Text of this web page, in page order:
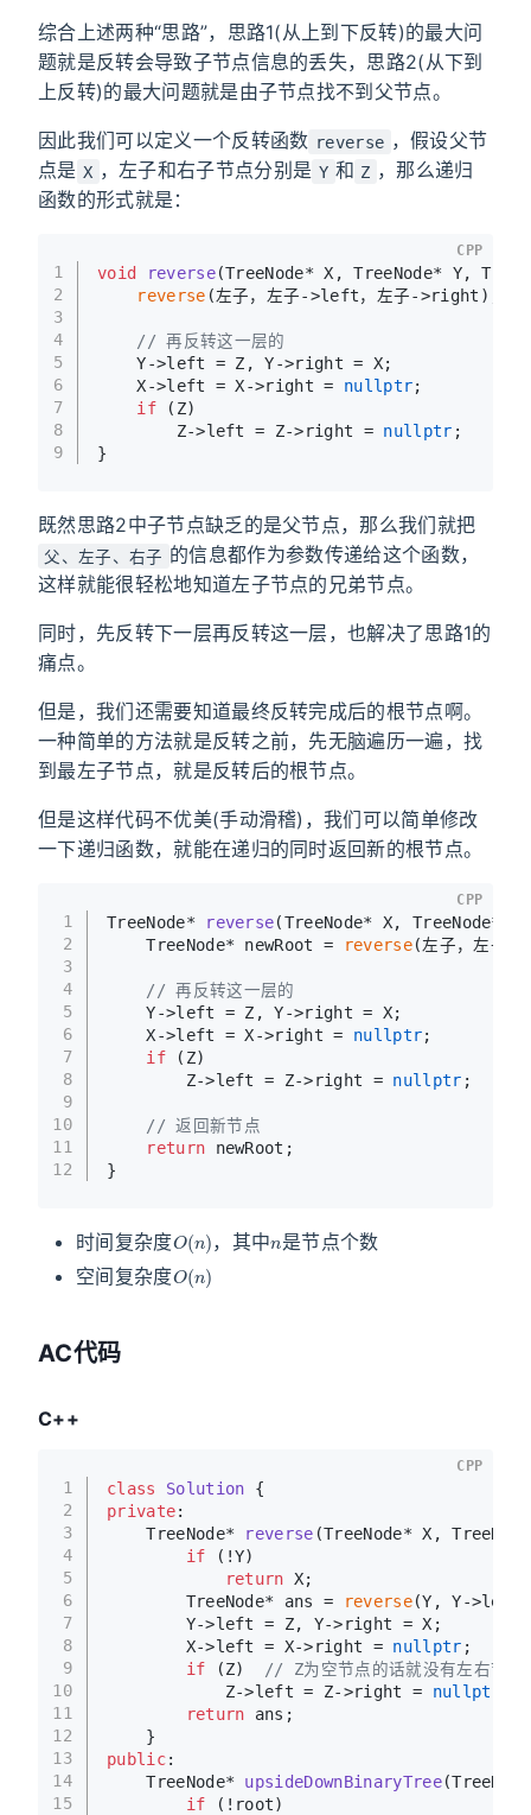
综合上述两种“思路”，思路1(从上到下反转)的最大问
题就是反转会导致子节点信息的丢失，思路2(从下到
上反转)的最大问题就是由子节点找不到父节点。
因此我们可以定义一个反转函数 reverse ，假设父节
点是 X ，左子和右子节点分别是 Y 和 Z ，那么递归
函数的形式就是：
1
2
3
4
5
6
7
8
9
void reverse(TreeNode* X, TreeNode* Y,
reverse (左子，左子->left，左子->right);
// 再反转这一层的
    Y->left = Z, Y->right = X;
    X->left = X->right =
nullptr;
if (Z)
        Z->left = Z->right =
nullptr ;
}
CPP
既然思路2中子节点缺乏的是父节点，那么我们就把
父、左子、右子 的信息都作为参数传递给这个函数，
这样就能很轻松地知道左子节点的兄弟节点。
同时，先反转下一层再反转这一层，也解决了思路1的
痛点。
但是，我们还需要知道最终反转完成后的根节点啊。
一种简单的方法就是反转之前，先无脑遍历一遍，找
到最左子节点，就是反转后的根节点。
但是这样代码不优美(手动滑稽)，我们可以简单修改
一下递归函数，就能在递归的同时返回新的根节点。
1
2
3
4
5
6
7
8
9
10
11
12
TreeNode* reverse(TreeNode* X, TreeNode*
    TreeNode* newRoot =
reverse(左子，左
// 再反转这一层的
    Y->left = Z, Y->right = X;
    X->left = X->right =
nullptr;
if (Z)
        Z->left = Z->right =
nullptr ;
// 返回新节点
return newRoot;
}
CPP
时间复杂度 ，其中 是节点个数
空间复杂度
( )
AC代码
C++
1
2
3
4
5
6
7
8
9
10
11
12
13
14
15
class Solution {
private:
TreeNode* reverse (TreeNode* X,
if (!Y)
return X;
        TreeNode* ans =
reverse(Y, Y-
        Y->left = Z, Y->right = X;
        X->left = X->right =
nullptr ;
if (Z)
// Z为空节点的话就没有左右节点
            Z->left = Z->right =
nullptr
return ans;
    }
public:
TreeNode* upsideDownBinaryTree
if (!root)
CPP